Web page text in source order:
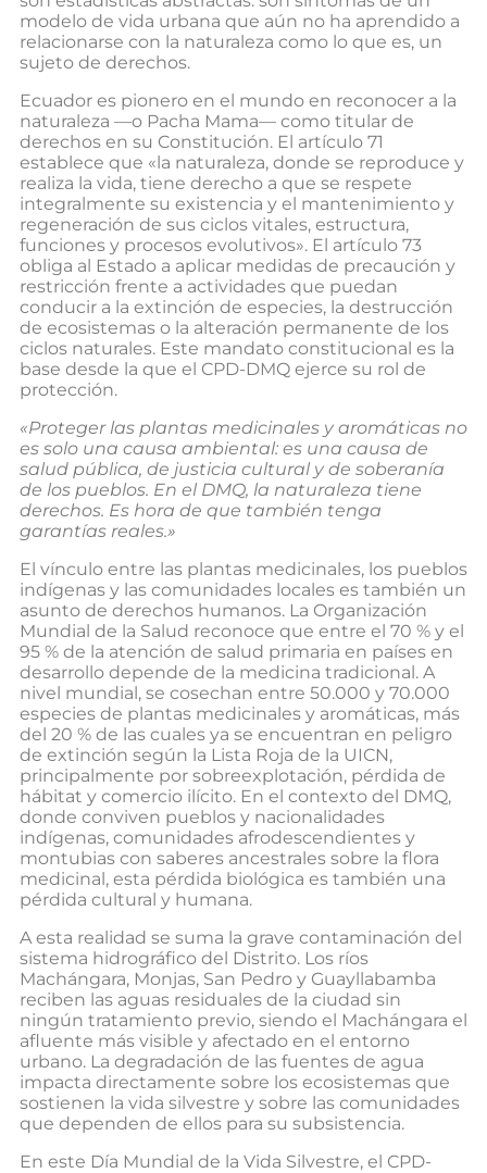
modelo de vida urbana que aún no ha aprendido a
relacionarse con la naturaleza como lo que es, un
sujeto de derechos.
Ecuador es pionero en el mundo en reconocer a la
naturaleza —o Pacha Mama— como titular de
derechos en su Constitución. El artículo 71
establece que «la naturaleza, donde se reproduce y
realiza la vida, tiene derecho a que se respete
integralmente su existencia y el mantenimiento y
regeneración de sus ciclos vitales, estructura,
funciones y procesos evolutivos». El artículo 73
obliga al Estado a aplicar medidas de precaución y
restricción frente a actividades que puedan
conducir a la extinción de especies, la destrucción
de ecosistemas o la alteración permanente de los
ciclos naturales. Este mandato constitucional es la
base desde la que el CPD-DMQ ejerce su rol de
protección.
«Proteger las plantas medicinales y aromáticas no
es solo una causa ambiental: es una causa de
salud pública, de justicia cultural y de soberanía
de los pueblos. En el DMQ, la naturaleza tiene
derechos. Es hora de que también tenga
garantías reales.»
El vínculo entre las plantas medicinales, los pueblos
indígenas y las comunidades locales es también un
asunto de derechos humanos. La Organización
Mundial de la Salud reconoce que entre el 70 % y el
95 % de la atención de salud primaria en países en
desarrollo depende de la medicina tradicional. A
nivel mundial, se cosechan entre 50.000 y 70.000
especies de plantas medicinales y aromáticas, más
del 20 % de las cuales ya se encuentran en peligro
de extinción según la Lista Roja de la UICN,
principalmente por sobreexplotación, pérdida de
hábitat y comercio ilícito. En el contexto del DMQ,
donde conviven pueblos y nacionalidades
indígenas, comunidades afrodescendientes y
montubias con saberes ancestrales sobre la flora
medicinal, esta pérdida biológica es también una
pérdida cultural y humana.
A esta realidad se suma la grave contaminación del
sistema hidrográfico del Distrito. Los ríos
Machángara, Monjas, San Pedro y Guayllabamba
reciben las aguas residuales de la ciudad sin
ningún tratamiento previo, siendo el Machángara el
afluente más visible y afectado en el entorno
urbano. La degradación de las fuentes de agua
impacta directamente sobre los ecosistemas que
sostienen la vida silvestre y sobre las comunidades
que dependen de ellos para su subsistencia.
En este Día Mundial de la Vida Silvestre, el CPD-